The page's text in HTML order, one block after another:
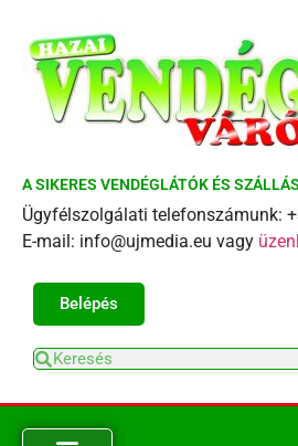
A SIKERES VENDÉGLÁTÓK ÉS
Ügyfélszolgálati telefonszámunk:
E-mail: info@ujmedia.eu vagy
Belépés